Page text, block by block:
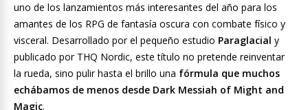
uno de los lanzamientos más interesantes del año para los
amantes de los RPG de fantasía oscura con combate físico y
visceral. Desarrollado por el pequeño estudio Paraglacial y
publicado por THQ Nordic, este título no pretende reinventar
la rueda, sino pulir hasta el brillo una fórmula que muchos
echábamos de menos desde Dark Messiah of Might and
Magic.